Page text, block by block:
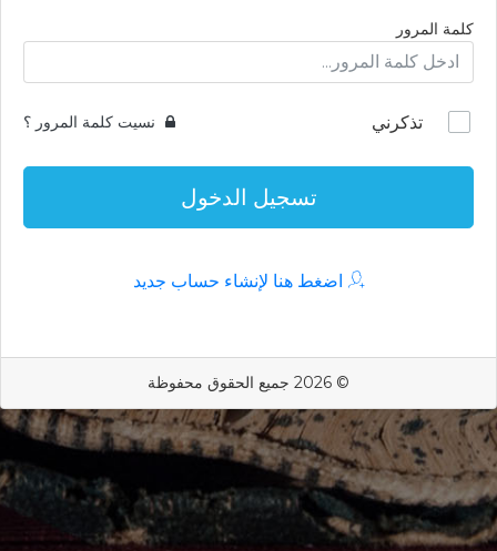
كلمة المرور
تذكرني نسيت كلمة المرور ؟
تسجيل الدخول
اضغط هنا لإنشاء حساب جديد
© 2026 جميع الحقوق محفوظة